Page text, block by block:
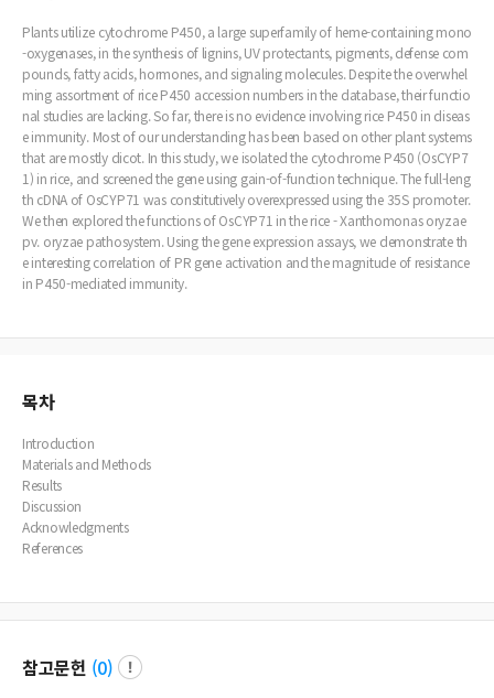
Plants utilize cytochrome P450, a large superfamily of heme-containing mono
-oxygenases, in the synthesis of lignins, UV protectants, pigments, defense com
pounds, fatty acids, hormones, and signaling molecules. Despite the overwhel
ming assortment of rice P450 accession numbers in the database, their functio
nal studies are lacking. So far, there is no evidence involving rice P450 in diseas
e immunity. Most of our understanding has been based on other plant systems
that are mostly dicot. In this study, we isolated the cytochrome P450 (OsCYP7
1) in rice, and screened the gene using gain-of-function technique. The full-leng
th cDNA of OsCYP71 was constitutively overexpressed using the 35S promoter.
We then explored the functions of OsCYP71 in the rice - Xanthomonas oryzae
pv. oryzae pathosystem. Using the gene expression assays, we demonstrate th
e interesting correlation of PR gene activation and the magnitude of resistance
in P450-mediated immunity.
목차
Introduction
Materials and Methods
Results
Discussion
Acknowledgments
References
참고문헌 (0)